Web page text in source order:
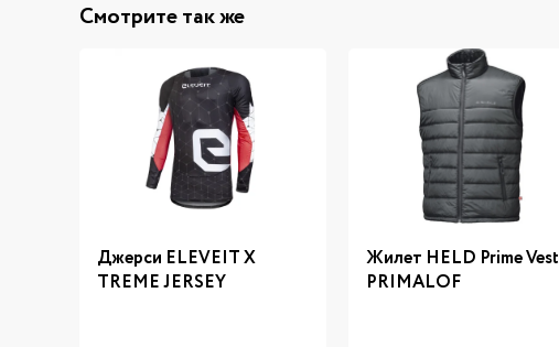
Смотрите так же
Джерси ELEVEIT X
TREME JERSEY
Жилет HELD Prime Vest
PRIMALOF